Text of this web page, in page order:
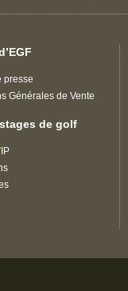
presse
Générales de Vente
de golf